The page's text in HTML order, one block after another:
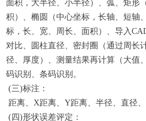
面积，大半径、小半径）、弧、矩形
积）、椭圆（中心坐标，长轴、短轴
标，长、宽、周长、面积）、导入
对比、圆柱直径、密封圈（通过周长
径、厚度）、测量结果再计算（大值
码识别、条码识别。
(三)标注：
距离、X距离、Y距离、半径、直径、
(四)形状误差评定：